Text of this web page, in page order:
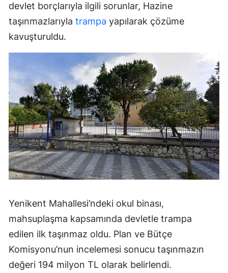
devlet borçlarıyla ilgili sorunlar, Hazine
taşınmazlarıyla trampa yapılarak çözüme
kavuşturuldu.
Yenikent Mahallesi’ndeki okul binası,
mahsuplaşma kapsamında devletle trampa
edilen ilk taşınmaz oldu. Plan ve Bütçe
Komisyonu’nun incelemesi sonucu taşınmazın
değeri 194 milyon TL olarak belirlendi.